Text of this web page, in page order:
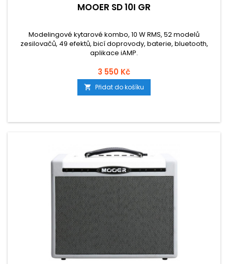
MOOER SD 10I GR
Modelingové kytarové kombo, 10 W RMS, 52 modelů
zesilovačů, 49 efektů, bicí doprovody, baterie, bluetooth,
aplikace iAMP.
3 550 Kč
 Přidat do košíku